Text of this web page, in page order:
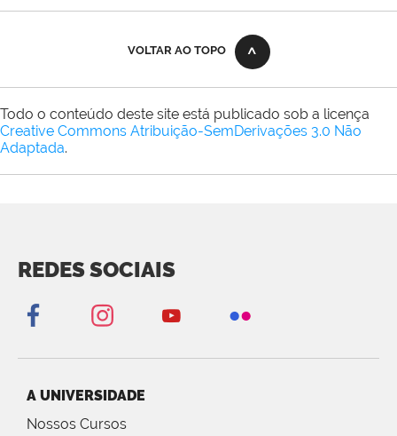
VOLTAR AO TOPO
Todo o conteúdo deste site está publicado sob a licença
Creative Commons Atribuição-SemDerivações 3.0 Não
Adaptada.
REDES SOCIAIS
A UNIVERSIDADE
Nossos Cursos